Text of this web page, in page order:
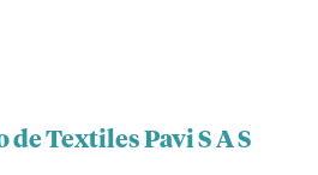
Textiles Pavi S A S